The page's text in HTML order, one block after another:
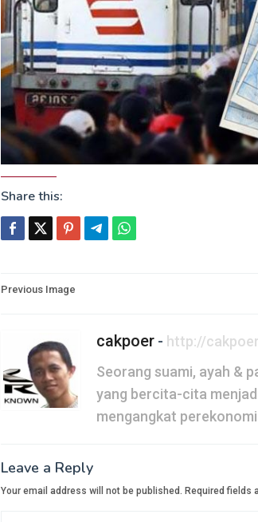
Share this:
Post
Previous Image
cakpoer - http://
Seorang suami, ayah &
yang bercita-cita
mengangkat
Leave a Reply
Your email address will not be published. Required fields